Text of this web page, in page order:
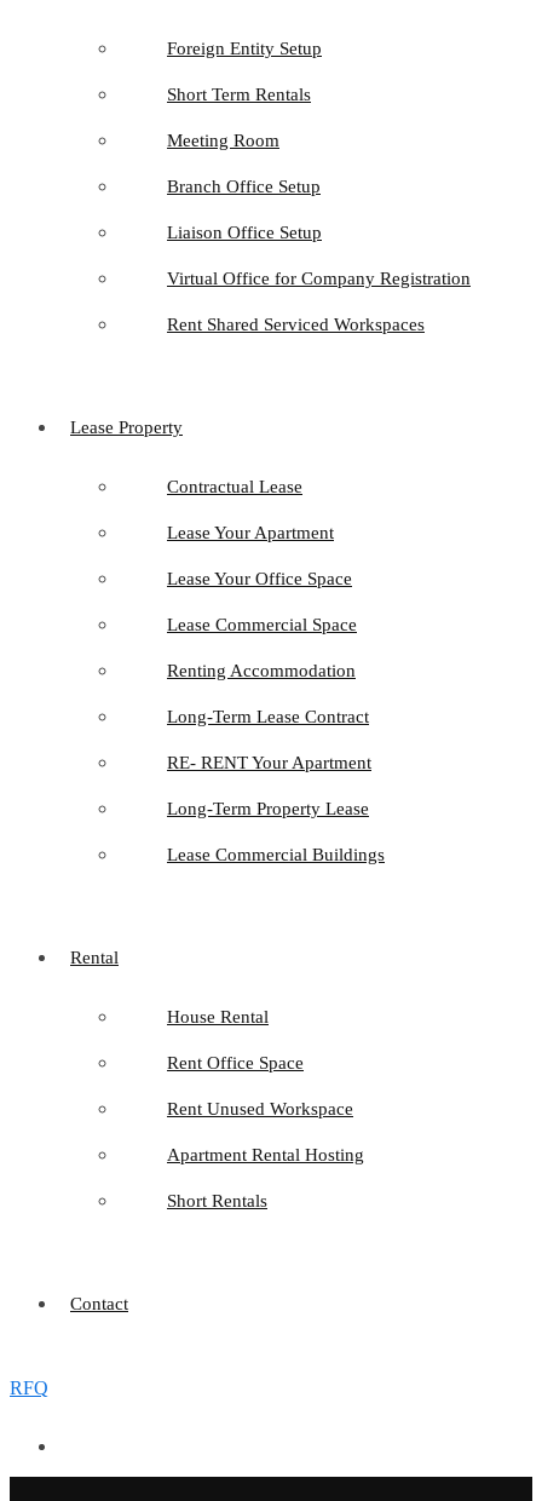
Foreign Entity Setup
Short Term Rentals
Meeting Room
Branch Office Setup
Liaison Office Setup
Virtual Office for Company Registration
Rent Shared Serviced Workspaces
Lease Property
Contractual Lease
Lease Your Apartment
Lease Your Office Space
Lease Commercial Space
Renting Accommodation
Long-Term Lease Contract
RE- RENT Your Apartment
Long-Term Property Lease
Lease Commercial Buildings
Rental
House Rental
Rent Office Space
Rent Unused Workspace
Apartment Rental Hosting
Short Rentals
Contact
RFQ